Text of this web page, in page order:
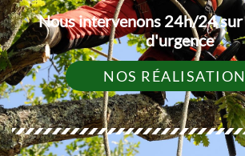
Nous intervenons 24h/24 sur
d'urgence
NOS